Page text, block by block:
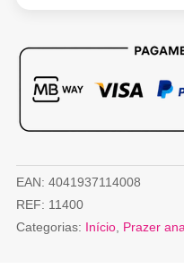
EAN: 4041937114008
REF: 11400
Categorias: Início, Prazer